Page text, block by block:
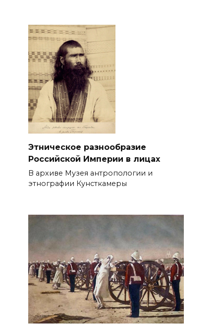
Этническое разнообразие
Российской Империи в лицах
В архиве Музея антропологии и
этнографии Кунсткамеры